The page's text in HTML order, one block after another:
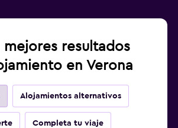
mejores resultados
en Verona
Alojamientos alternativos
Completa tu viaje